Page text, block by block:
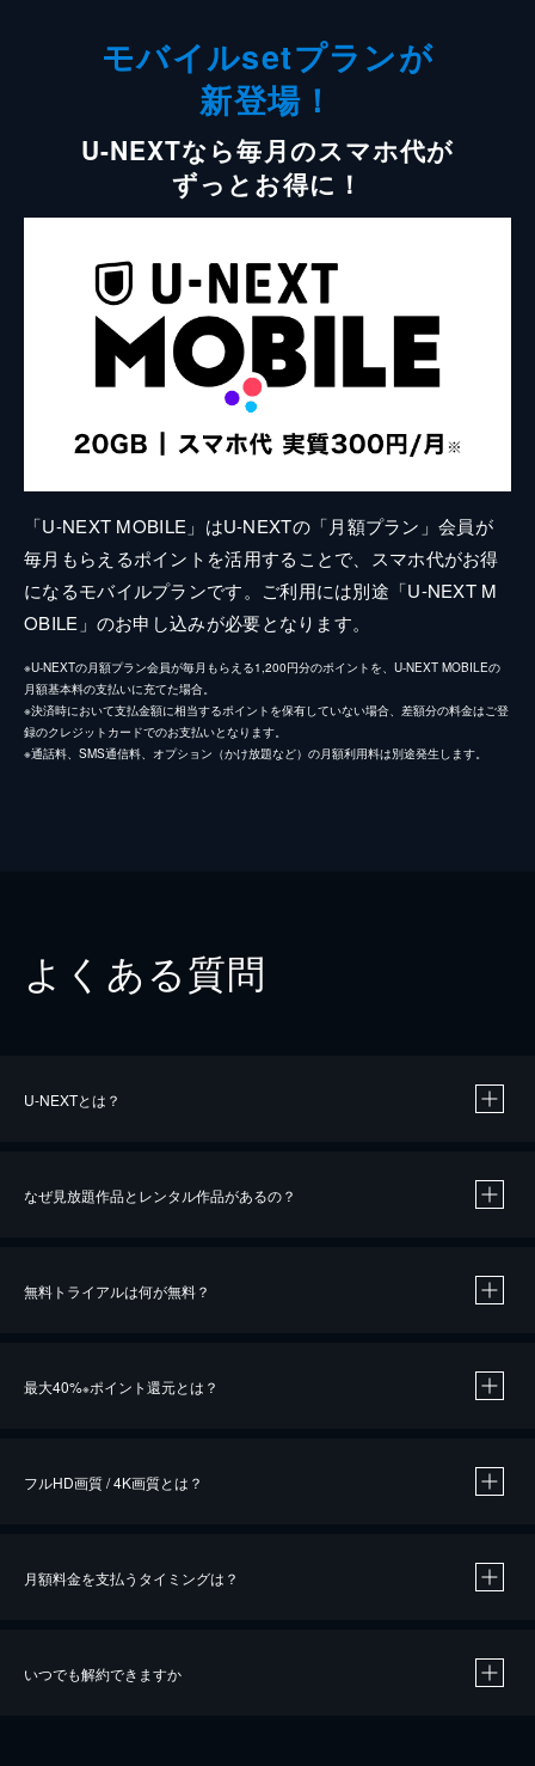
モバイルsetプランが
新登場！
U-NEXTなら毎月のスマホ代が
ずっとお得に！
「U-NEXT MOBILE」はU-NEXTの「月額プラン」会員が
毎月もらえるポイントを活用することで、スマホ代がお得
になるモバイルプランです。ご利用には別途「U-NEXT M
OBILE」のお申し込みが必要となります。
※U-NEXTの月額プラン会員が毎月もらえる1,200円分のポイントを、U-NEXT MOBILEの
月額基本料の支払いに充てた場合。
※決済時において支払金額に相当するポイントを保有していない場合、差額分の料金はご登
録のクレジットカードでのお支払いとなります。
※通話料、SMS通信料、オプション（かけ放題など）の月額利用料は別途発生します。
よくある質問
U-NEXTとは？
なぜ見放題作品とレンタル作品があるの？
無料トライアルは何が無料？
最大40%※ポイント還元とは？
※40％ポイント還元の対象は、クレジットカード決済による作品の購入 / レンタルです。
フルHD画質 / 4K画質とは？
月額料金を支払うタイミングは？
いつでも解約できますか